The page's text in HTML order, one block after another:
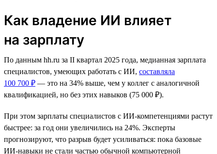
Как владение ИИ влияет
на зарплату
По данным hh.ru за II квартал 2025 года, медианная зарплата
специалистов, умеющих работать с ИИ, составляла
100 700 ₽ — это на 34% выше, чем у коллег с аналогичной
квалификацией, но без этих навыков (75 000 ₽).
При этом зарплаты специалистов с ИИ-компетенциями растут
быстрее: за год они увеличились на 24%. Эксперты
прогнозируют, что разрыв будет усиливаться: пока базовые
ИИ-навыки не стали частью обычной компьютерной